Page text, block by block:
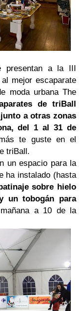
a la III
mejor escaparate
moda urbana The
de triBall
a otras zonas
del 1 al 31 de
te guste en el
triBall.
un espacio para la
ha instalado (hasta
sobre hielo
un tobogán para
a 10 de la